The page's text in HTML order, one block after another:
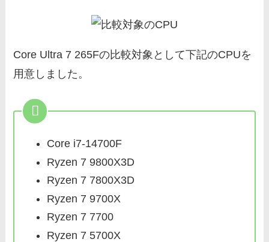
Core Ultra 7 265Fの比較対象として下記のCPUを
用意しました。
Core i7-14700F
Ryzen 7 9800X3D
Ryzen 7 7800X3D
Ryzen 7 9700X
Ryzen 7 7700
Ryzen 7 5700X